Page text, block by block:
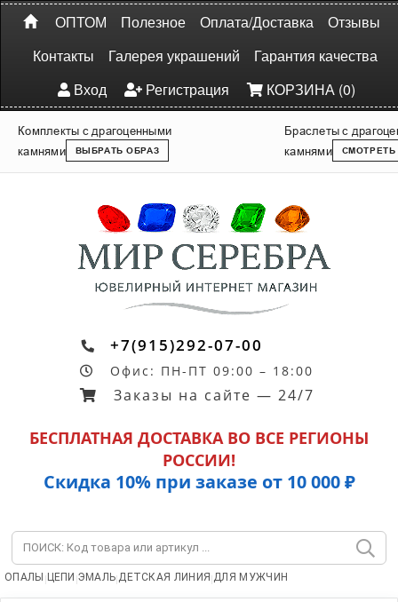
ОПТОМ Полезное Оплата/Доставка
Отзывы
Контакты
Галерея украшений
Гарантия качества
Вход
Регистрация КОРЗИНА (0)
Комплекты с драгоценными
камнями
ВЫБРАТЬ ОБРАЗ
Браслеты с
камнями
СМОТРЕТЬ
+7(915)292-07-00
Офис: ПН-ПТ 09:00 – 18:00
Заказы на сайте — 24/7
БЕСПЛАТНАЯ ДОСТАВКА ВО ВСЕ РЕГИОНЫ
РОССИИ!
Скидка 10% при заказе от 10 000 ₽
ОПАЛЫ | ЦЕПИ |ЭМАЛЬ|ДЕТСКАЯ ЛИНИЯ |ДЛЯ МУЖЧИН